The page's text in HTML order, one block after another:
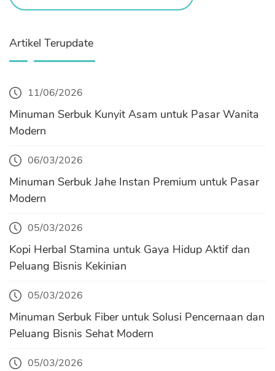
Artikel Terupdate
11/06/2026
Minuman Serbuk Kunyit Asam untuk Pasar Wanita
Modern
06/03/2026
Minuman Serbuk Jahe Instan Premium untuk Pasar
Modern
05/03/2026
Kopi Herbal Stamina untuk Gaya Hidup Aktif dan
Peluang Bisnis Kekinian
05/03/2026
Minuman Serbuk Fiber untuk Solusi Pencernaan dan
Peluang Bisnis Sehat Modern
05/03/2026